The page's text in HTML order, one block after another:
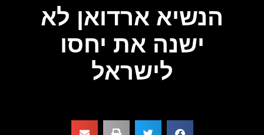
הנשיא ארדואן לא
ישנה את יחסו
לישראל